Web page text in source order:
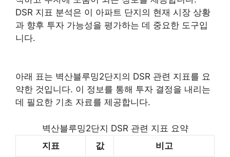
DSR 지표 분석은 이 아파트 단지의 현재 시장 상황
과 향후 투자 가능성을 평가하는 데 중요한 도구입
니다.
아래 표는 벽산블루밍2단지의 DSR 관련 지표를 요
약한 것입니다. 이 정보를 통해 투자 결정을 내리는
데 필요한 기초 자료를 제공합니다.
벽산블루밍2단지 DSR 관련 지표 요약
지표
값 비고